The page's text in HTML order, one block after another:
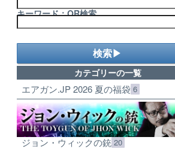
キーワード：OR検索
検索▶
カテゴリーの一覧
エアガン.JP 2026 夏の福袋 6
ジョン・ウィックの銃 20